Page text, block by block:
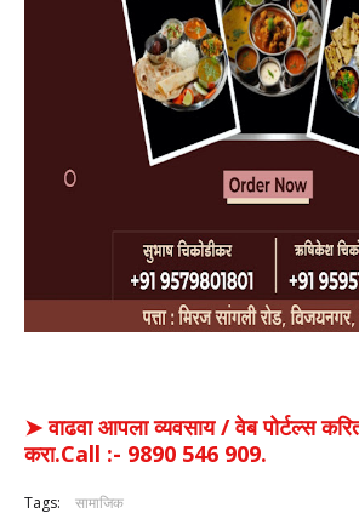
➤ वाढवा आपला व्यवसाय / वेब पोर्टल्स
करा.Call :- 9890 546 909.
Tags: सामाजिक